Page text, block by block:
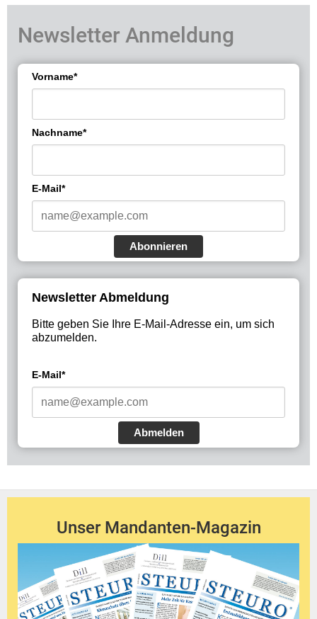
Newsletter Anmeldung
Vorname*
Nachname*
E-Mail*
Abonnieren
Newsletter Abmeldung
Bitte geben Sie Ihre E-Mail-Adresse ein, um sich
abzumelden.
E-Mail*
Abmelden
Unser Mandanten-Magazin